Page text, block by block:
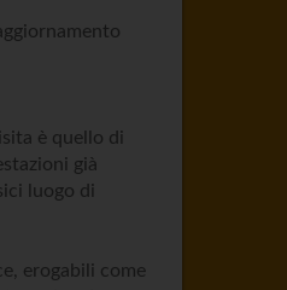
è quello di
già
luogo di
erogabili come